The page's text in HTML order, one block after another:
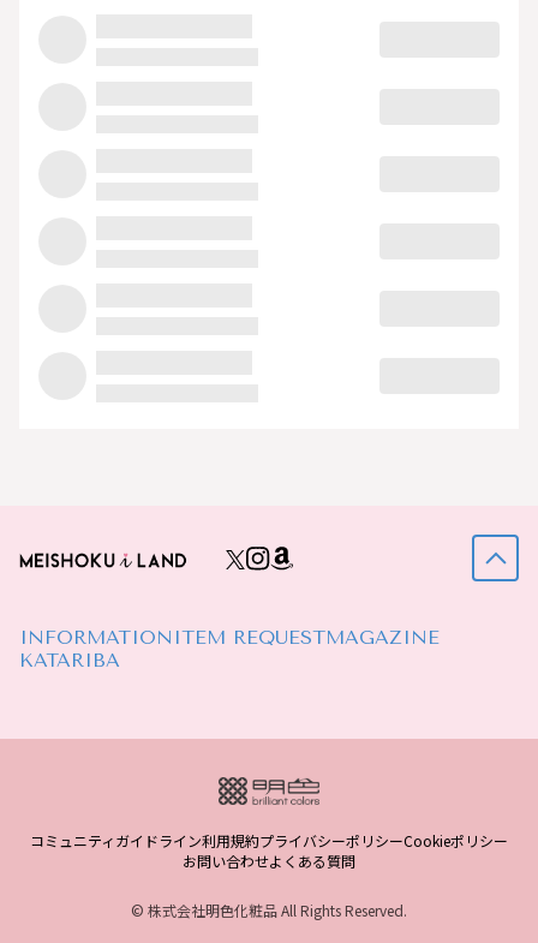
INFORMATION ITEM REQUESTMAGAZINE
KATARIBA
コミュニティガイドライン利用規約プライバシーポリシーCookieポリシー
お問い合わせよくある質問
© 株式会社明色化粧品 All Rights Reserved.